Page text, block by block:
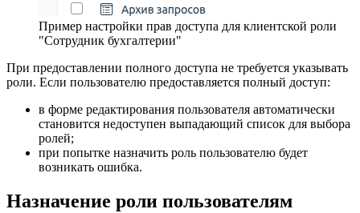
Пример настройки прав доступа для клиентской роли
"Сотрудник бухгалтерии"
При предоставлении полного доступа не требуется указывать
роли. Если пользователю предоставляется полный доступ:
в форме редактирования пользователя автоматически
становится недоступен выпадающий список для выбора
ролей;
при попытке назначить роль пользователю будет
возникать ошибка.
Назначение роли пользователям